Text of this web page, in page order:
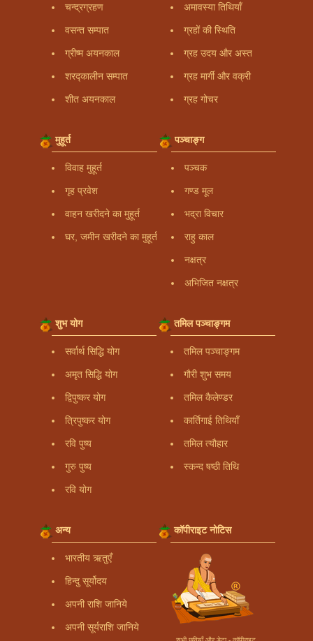
चन्द्रग्रहण
वसन्त सम्पात
ग्रीष्म अयनकाल
शरद्कालीन सम्पात
शीत अयनकाल
अमावस्या तिथियाँ
ग्रहों की स्थिति
ग्रह उदय और अस्त
ग्रह मार्गी और वक्री
ग्रह गोचर
मुहूर्त
विवाह मुहूर्त
गृह प्रवेश
वाहन खरीदने का मुहूर्त
घर, जमीन खरीदने का मुहूर्त
पञ्चाङ्ग
पञ्चक
गण्ड मूल
भद्रा विचार
राहु काल
नक्षत्र
अभिजित नक्षत्र
शुभ योग
सर्वार्थ सिद्धि योग
अमृत सिद्धि योग
द्विपुष्कर योग
त्रिपुष्कर योग
रवि पुष्य
गुरु पुष्य
रवि योग
तमिल पञ्चाङ्गम
तमिल पञ्चाङ्गम
गौरी शुभ समय
तमिल कैलेण्डर
कार्तिगाई तिथियाँ
तमिल त्यौहार
स्कन्द षष्ठी तिथि
अन्य
भारतीय ऋतुएँ
हिन्दु सूर्योदय
अपनी राशि जानिये
अपनी सूर्यराशि जानिये
कॉपीराइट नोटिस